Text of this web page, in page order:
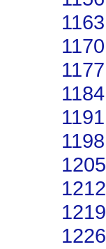
1163
1170
1177
1184
1191
1198
1205
1212
1219
1226